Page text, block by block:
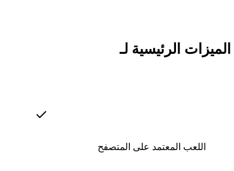
اللعب المعتمد على المتصفح